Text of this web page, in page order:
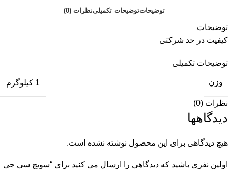
توضیحاتتوضیحات تکمیلینظرات (0)
توضیحات
کیفیت در حد شرکتی
توضیحات تکمیلی
وزن 1 کیلوگرم
نظرات (0)
دیدگاهها
هیچ دیدگاهی برای این محصول نوشته نشده است.
اولین نفری باشید که دیدگاهی را ارسال می کنید برای “سویچ سی جی